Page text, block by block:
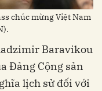
chúc mừng Việt Nam
Baravikou
Đảng Cộng sản
lịch sử đối với